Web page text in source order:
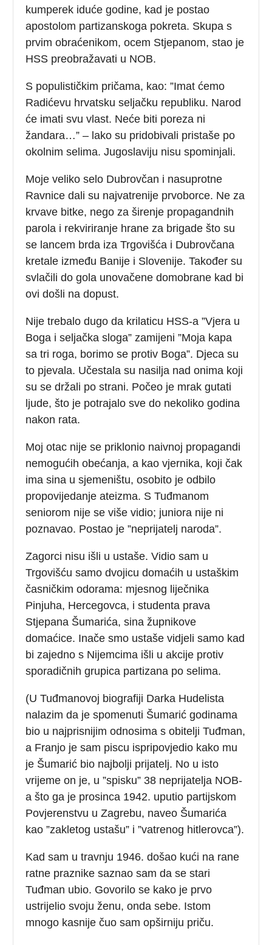
kumperek iduće godine, kad je postao
apostolom partizanskoga pokreta. Skupa s
prvim obraćenikom, ocem Stjepanom, stao je
HSS preobražavati u NOB.
S populističkim pričama, kao: ”Imat ćemo
Radićevu hrvatsku seljačku republiku. Narod
će imati svu vlast. Neće biti poreza ni
žandara…” – lako su pridobivali pristaše po
okolnim selima. Jugoslaviju nisu spominjali.
Moje veliko selo Dubrovčan i nasuprotne
Ravnice dali su najvatrenije prvoborce. Ne za
krvave bitke, nego za širenje propagandnih
parola i rekviriranje hrane za brigade što su
se lancem brda iza Trgovišća i Dubrovčana
kretale između Banije i Slovenije. Također su
svlačili do gola unovačene domobrane kad bi
ovi došli na dopust.
Nije trebalo dugo da krilaticu HSS-a ”Vjera u
Boga i seljačka sloga” zamijeni ”Moja kapa
sa tri roga, borimo se protiv Boga”. Djeca su
to pjevala. Učestala su nasilja nad onima koji
su se držali po strani. Počeo je mrak gutati
ljude, što je potrajalo sve do nekoliko godina
nakon rata.
Moj otac nije se priklonio naivnoj propagandi
nemogućih obećanja, a kao vjernika, koji čak
ima sina u sjemeništu, osobito je odbilo
propovijedanje ateizma. S Tuđmanom
seniorom nije se više vidio; juniora nije ni
poznavao. Postao je ”neprijatelj naroda”.
Zagorci nisu išli u ustaše. Vidio sam u
Trgovišću samo dvojicu domaćih u ustaškim
časničkim odorama: mjesnog liječnika
Pinjuha, Hercegovca, i studenta prava
Stjepana Šumarića, sina župnikove
domaćice. Inače smo ustaše vidjeli samo kad
bi zajedno s Nijemcima išli u akcije protiv
sporadičnih grupica partizana po selima.
(U Tuđmanovoj biografiji Darka Hudelista
nalazim da je spomenuti Šumarić godinama
bio u najprisnijim odnosima s obitelji Tuđman,
a Franjo je sam piscu ispripovjedio kako mu
je Šumarić bio najbolji prijatelj. No u isto
vrijeme on je, u ”spisku” 38 neprijatelja NOB-
a što ga je prosinca 1942. uputio partijskom
Povjerenstvu u Zagrebu, naveo Šumarića
kao ”zakletog ustašu” i ”vatrenog hitlerovca”).
Kad sam u travnju 1946. došao kući na rane
ratne praznike saznao sam da se stari
Tuđman ubio. Govorilo se kako je prvo
ustrijelio svoju ženu, onda sebe. Istom
mnogo kasnije čuo sam opširniju priču.